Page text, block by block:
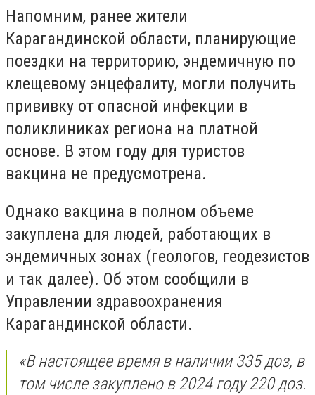
Напомним, ранее жители
Карагандинской области, планирующие
поездки на территорию, эндемичную по
клещевому энцефалиту, могли получить
прививку от опасной инфекции в
поликлиниках региона на платной
основе. В этом году для туристов
вакцина не предусмотрена.
Однако вакцина в полном объеме
закуплена для людей, работающих в
эндемичных зонах (геологов, геодезистов
и так далее). Об этом сообщили в
Управлении здравоохранения
Карагандинской области.
«В настоящее время в наличии 335 доз, в
том числе закуплено в 2024 году 220 доз.